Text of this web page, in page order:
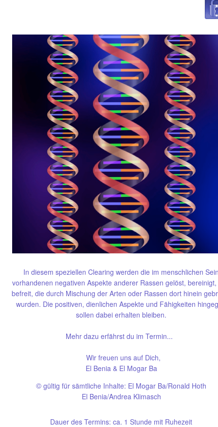
In diesem speziellen Clearing werden die im menschlichen
vorhandenen negativen Aspekte anderer Rassen gelöst,
befreit, die durch Mischung der Arten oder Rassen dort hinein
wurden. Die positiven, dienlichen Aspekte und Fähigkeiten
sollen dabei erhalten bleiben.
Mehr dazu erfährst du im Termin...
Wir freuen uns auf Dich,
El Benia & El Mogar Ba
Dauer des Termins: ca. 1 Stunde mit Ruhezeit
© gültig für sämtliche Inhalte: El Mogar Ba/Ronald Hoth
El Benia/Andrea Klimasch